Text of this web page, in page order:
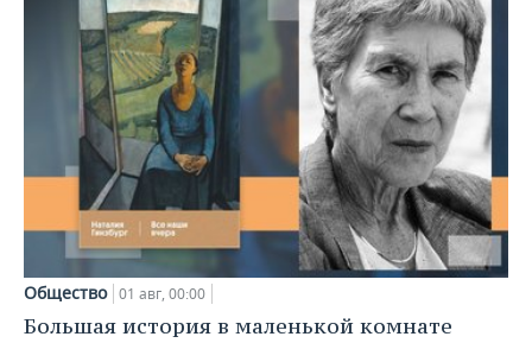
Общество 01 авг, 00:00
Большая история в маленькой комнате